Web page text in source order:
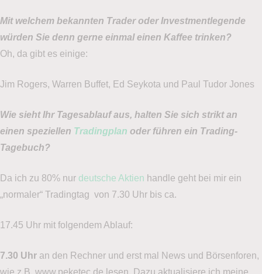
Mit welchem bekannten Trader oder Investmentlegende
würden Sie denn gerne einmal einen Kaffee trinken?
Oh, da gibt es einige:
Jim Rogers, Warren Buffet, Ed Seykota und Paul Tudor Jones
Wie sieht Ihr Tagesablauf aus, halten Sie sich strikt an
einen speziellen Tradingplan oder führen ein Trading-
Tagebuch?
Da ich zu 80% nur deutsche Aktien handle geht bei mir ein
„normaler“ Tradingtag von 7.30 Uhr bis ca.
17.45 Uhr mit folgendem Ablauf:
7.30 Uhr an den Rechner und erst mal News und Börsenforen,
wie z.B. www.peketec.de lesen. Dazu aktualisiere ich meine